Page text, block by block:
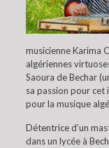
musicienne Karima
algériennes
Saoura de Bechar
sa passion pour cet
pour la musique
Détentrice d’un
dans un lycée à